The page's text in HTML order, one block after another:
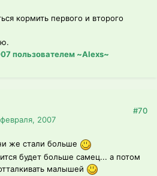
кормить первого и второго
пользователем ~Alexs~
2007
#70
же стали больше
будет больше самец... а потом
малышей